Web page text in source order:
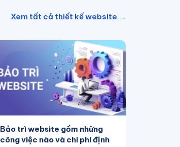
Xem tất cả thiết kế website →
Bảo trì website gồm những
công việc nào và chi phí định